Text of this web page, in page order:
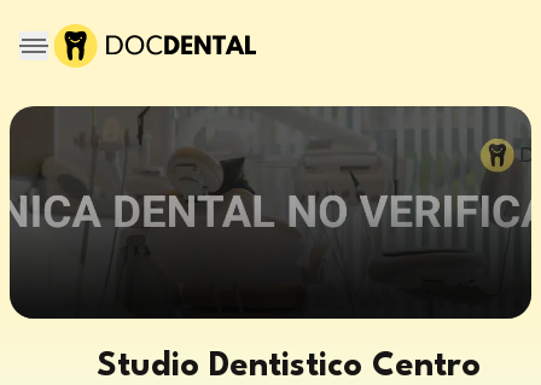
Studio Dentistico Centro